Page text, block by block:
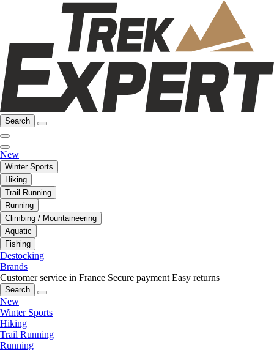
Search
New
Winter Sports
Hiking
Trail Running
Running
Climbing / Mountaineering
Aquatic
Fishing
Destocking
Brands
Customer service in France Secure payment Easy returns
Search
New
Winter Sports
Hiking
Trail Running
Running